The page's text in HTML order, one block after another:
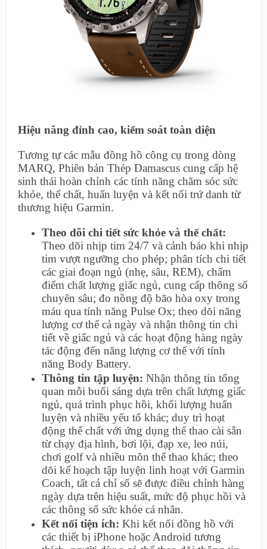
Hiệu năng đỉnh cao, kiểm soát toàn diện
Tương tự các mẫu đồng hồ công cụ trong dòng
MARQ, Phiên bản Thép Damascus cung cấp hệ
sinh thái hoàn chỉnh các tính năng chăm sóc sức
khỏe, thể chất, huấn luyện và kết nối trứ danh từ
thương hiệu Garmin.
Theo dõi chi tiết sức khỏe và thể chất:
Theo dõi nhịp tim 24/7 và cảnh báo khi nhịp
tim vượt ngưỡng cho phép; phân tích chi tiết
các giai đoạn ngủ (nhẹ, sâu, REM), chấm
điểm chất lượng giấc ngủ, cung cấp thông số
chuyên sâu; đo nồng độ bão hòa oxy trong
máu qua tính năng Pulse Ox; theo dõi năng
lượng cơ thể cả ngày và nhận thông tin chi
tiết về giấc ngủ và các hoạt động hàng ngày
tác động đến năng lượng cơ thể với tính
năng Body Battery.
Thông tin tập luyện: Nhận thông tin tổng
quan mỗi buổi sáng dựa trên chất lượng giấc
ngủ, quá trình phục hồi, khối lượng huấn
luyện và nhiều yếu tố khác; duy trì hoạt
động thể chất với ứng dụng thể thao cài sẵn
từ chạy địa hình, bơi lội, đạp xe, leo núi,
chơi golf và nhiều môn thể thao khác; theo
dõi kế hoạch tập luyện linh hoạt với Garmin
Coach, tất cả chỉ số sẽ được điều chỉnh hàng
ngày dựa trên hiệu suất, mức độ phục hồi và
các thông số sức khỏe cá nhân.
Kết nối tiện ích: Khi kết nối đồng hồ với
các thiết bị iPhone hoặc Android tương